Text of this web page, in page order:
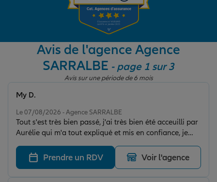
Garantie des accidents de la vie
Assurance scolaire
Protection juridique
Retraite
Tous nos devis d'assurance
Avis de l'agence Agence
SARRALBE - page 1 sur 3
Avis sur une période de 6 mois
Le 07/08/2026 - Agence SARRALBE
Tout s'est très bien passé, j'ai très bien été acceuilli par
Aurélie qui m'a tout expliqué et mis en confiance, je
recommenderais à mes proches de passer leur code ici
My D.
Prendre un RDV Voir l'agence